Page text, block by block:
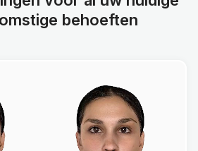
behoeften